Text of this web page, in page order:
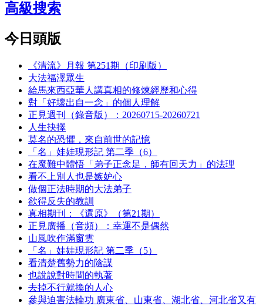
高級搜索
今日頭版
《清流》月報 第251期（印刷版）
大法福澤眾生
給馬來西亞華人講真相的修煉經歷和心得
對「好壞出自一念」的個人理解
正見週刊（錄音版）：20260715-20260721
人生抉擇
莫名的恐懼，來自前世的記憶
「名」娃娃現形記 第二季（6）
在魔難中體悟「弟子正念足，師有回天力」的法理
看不上別人也是嫉妒心
做個正法時期的大法弟子
欲得反失的教訓
真相期刊：《還原》（第21期）
正見廣播（音頻）：幸運不是偶然
山風吹作滿窗雲
「名」娃娃現形記 第二季（5）
看清楚舊勢力的陰謀
也說說對時間的執著
去掉不行就換的人心
參與迫害法輪功 廣東省、山東省、湖北省、河北省又有